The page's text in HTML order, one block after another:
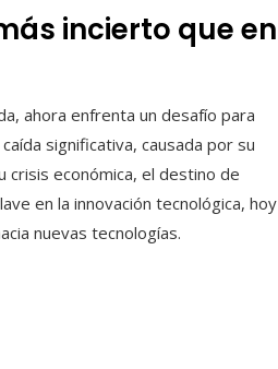
incierto que en
ahora enfrenta un desafío para
significativa, causada por su
crisis económica, el destino de
en la innovación tecnológica, hoy
nuevas tecnologías.